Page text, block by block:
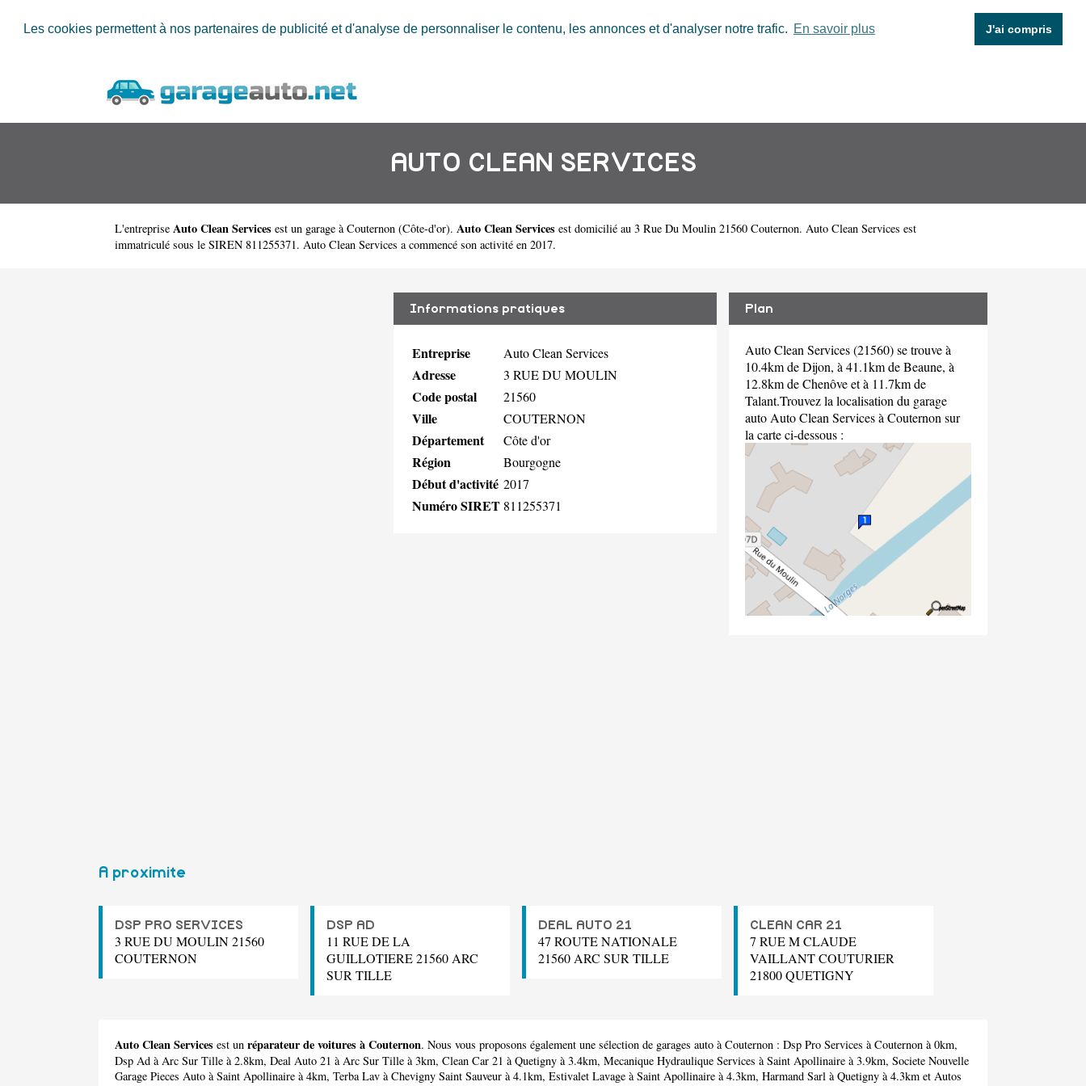
Les cookies permettent à nos partenaires de publicité et d'analyse de personnaliser le contenu, les annonces et d'analyser notre trafic. En savoir plus J'ai compris
AUTO CLEAN SERVICES
L'entreprise Auto Clean Services est un garage à Couternon (Côte-d'or). Auto Clean Services est domicilié au 3 Rue Du Moulin 21560 Couternon. Auto Clean Services est
immatriculé sous le SIREN 811255371. Auto Clean Services a commencé son activité en 2017.
Informations pratiques
Entreprise Auto Clean Services
Adresse 3 RUE DU MOULIN
Code postal 21560
Ville COUTERNON
Département Côte d'or
Région Bourgogne
Début d'activité 2017
Numéro SIRET 811255371
Plan
Auto Clean Services (21560) se trouve à
10.4km de Dijon, à 41.1km de Beaune, à
12.8km de Chenôve et à 11.7km de
Talant.Trouvez la localisation du garage
auto Auto Clean Services à Couternon sur
la carte ci-dessous :
A proximite
DSP PRO SERVICES
3 RUE DU MOULIN 21560
COUTERNON
DSP AD
11 RUE DE LA
GUILLOTIERE 21560 ARC
SUR TILLE
DEAL AUTO 21
47 ROUTE NATIONALE
21560 ARC SUR TILLE
CLEAN CAR 21
7 RUE M CLAUDE
VAILLANT COUTURIER
21800 QUETIGNY
Auto Clean Services est un réparateur de voitures à Couternon. Nous vous proposons également une sélection de garages auto à Couternon : Dsp Pro Services à Couternon à 0km,
Dsp Ad à Arc Sur Tille à 2.8km, Deal Auto 21 à Arc Sur Tille à 3km, Clean Car 21 à Quetigny à 3.4km, Mecanique Hydraulique Services à Saint Apollinaire à 3.9km, Societe Nouvelle
Garage Pieces Auto à Saint Apollinaire à 4km, Terba Lav à Chevigny Saint Sauveur à 4.1km, Estivalet Lavage à Saint Apollinaire à 4.3km, Harmand Sarl à Quetigny à 4.3km et Autos